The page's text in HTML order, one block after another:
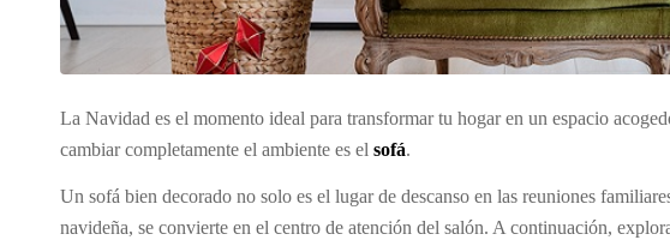
La Navidad es el momento ideal para transformar tu hogar en un espacio
cambiar completamente el ambiente es el sofá.
Un sofá bien decorado no solo es el lugar de descanso en las reuniones
navideña, se convierte en el centro de atención del salón. A continuación,